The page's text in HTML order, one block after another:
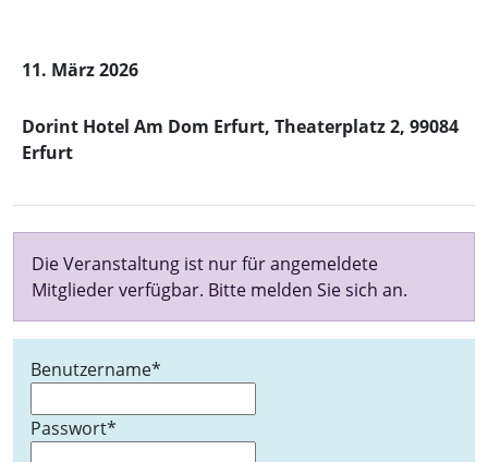
11. März 2026
Dorint Hotel Am Dom Erfurt, Theaterplatz 2, 99084
Erfurt
Die Veranstaltung ist nur für angemeldete
Mitglieder verfügbar. Bitte melden Sie sich an.
Benutzername*
Passwort*